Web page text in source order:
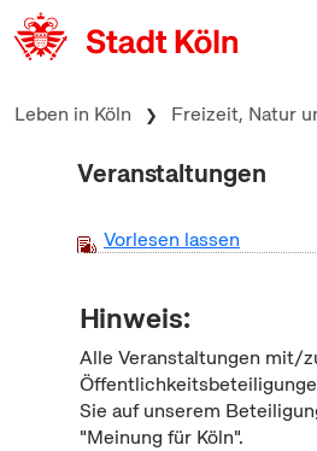
zum Inhalt springen
Leben in Köln Freizeit, Natur
Veranstaltungen
Vorlesen lassen
Hinweis:
Alle Veranstaltungen mit/
Sie auf unserem
"Meinung für Köln".